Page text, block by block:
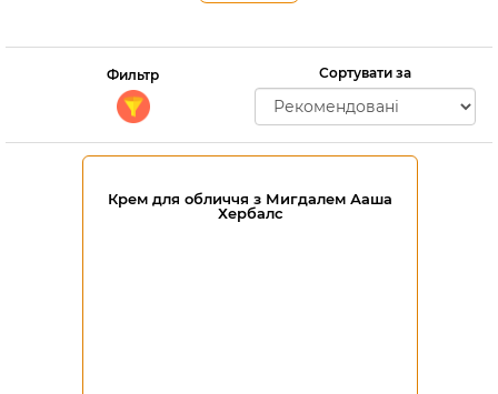
Фильтр Сортувати за
Крем для обличчя з Мигдалем Ааша
Хербалс